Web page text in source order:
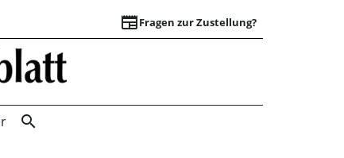
newspaperFragen zur Zustellung?
Café digital |
search